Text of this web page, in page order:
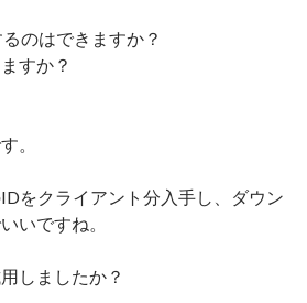
のはできますか？
すか？
。
をクライアント分入手し、ダウン
いですね。
しましたか？